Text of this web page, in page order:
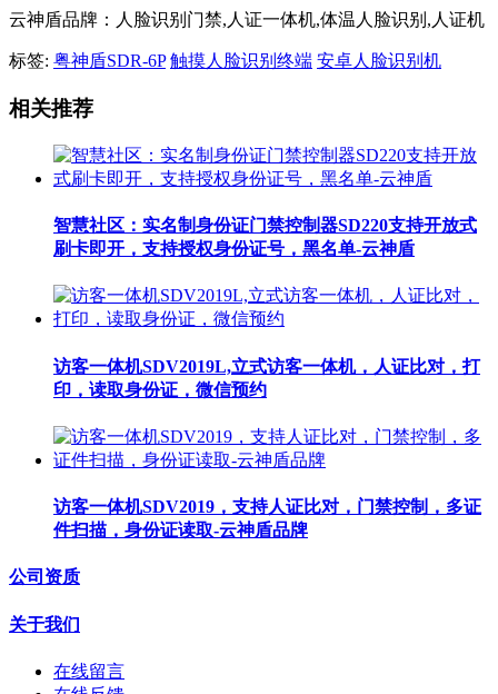
云神盾品牌：人脸识别门禁,人证一体机,体温人脸识别,人证机
标签: 粤神盾SDR-6P 触摸人脸识别终端 安卓人脸识别机
相关推荐
智慧社区：实名制身份证门禁控制器SD220支持开放式
刷卡即开，支持授权身份证号，黑名单-云神盾
访客一体机SDV2019L,立式访客一体机，人证比对，打
印，读取身份证，微信预约
访客一体机SDV2019，支持人证比对，门禁控制，多证
件扫描，身份证读取-云神盾品牌
公司资质
关于我们
在线留言